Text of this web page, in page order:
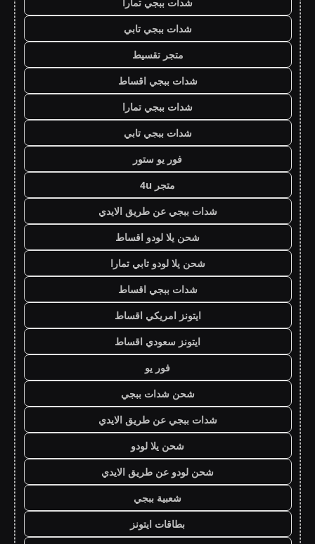
شدات ببجي تابي
متجر تقسيط
شدات ببجي اقساط
شدات ببجي تمارا
شدات ببجي تابي
فور يو ستور
متجر 4u
شدات ببجي عن طريق الايدي
شحن يلا لودو اقساط
شحن يلا لودو تابي تمارا
شدات ببجي اقساط
ايتونز امريكي اقساط
ايتونز سعودي اقساط
فور يو
شحن شدات ببجي
شدات ببجي عن طريق الايدي
شحن يلا لودو
شحن لودو عن طريق الايدي
شعبية ببجي
بطاقات ايتونز